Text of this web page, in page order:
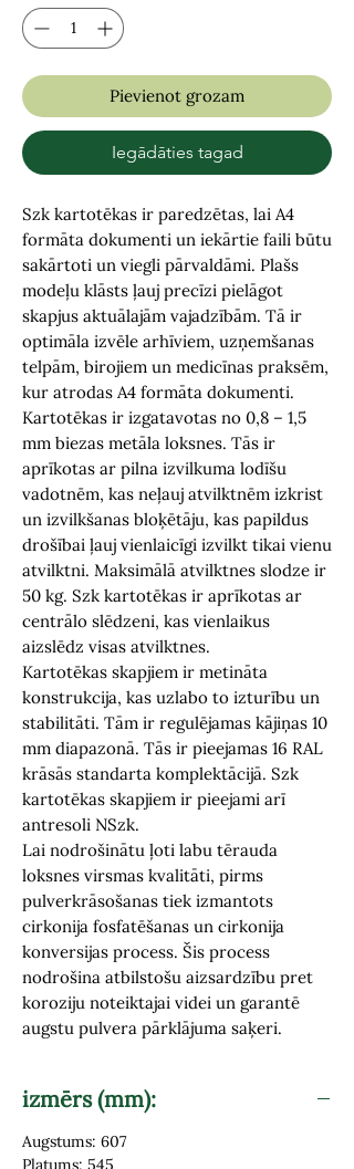
Pievienot grozam
Iegādāties tagad
Szk kartotēkas ir paredzētas, lai A4
formāta dokumenti un iekārtie faili būtu
sakārtoti un viegli pārvaldāmi. Plašs
modeļu klāsts ļauj precīzi pielāgot
skapjus aktuālajām vajadzībām. Tā ir
optimāla izvēle arhīviem, uzņemšanas
telpām, birojiem un medicīnas praksēm,
kur atrodas A4 formāta dokumenti.
Kartotēkas ir izgatavotas no 0,8 – 1,5
mm biezas metāla loksnes. Tās ir
aprīkotas ar pilna izvilkuma lodīšu
vadotnēm, kas neļauj atvilktnēm izkrist
un izvilkšanas bloķētāju, kas papildus
drošībai ļauj vienlaicīgi izvilkt tikai vienu
atvilktni. Maksimālā atvilktnes slodze ir
50 kg. Szk kartotēkas ir aprīkotas ar
centrālo slēdzeni, kas vienlaikus
aizslēdz visas atvilktnes.
Kartotēkas skapjiem ir metināta
konstrukcija, kas uzlabo to izturību un
stabilitāti. Tām ir regulējamas kājiņas 10
mm diapazonā. Tās ir pieejamas 16 RAL
krāsās standarta komplektācijā. Szk
kartotēkas skapjiem ir pieejami arī
antresoli NSzk.
Lai nodrošinātu ļoti labu tērauda
loksnes virsmas kvalitāti, pirms
pulverkrāsošanas tiek izmantots
cirkonija fosfatēšanas un cirkonija
konversijas process. Šis process
nodrošina atbilstošu aizsardzību pret
koroziju noteiktajai videi un garantē
augstu pulvera pārklājuma saķeri.
izmērs (mm):
Augstums: 607
Platums: 545